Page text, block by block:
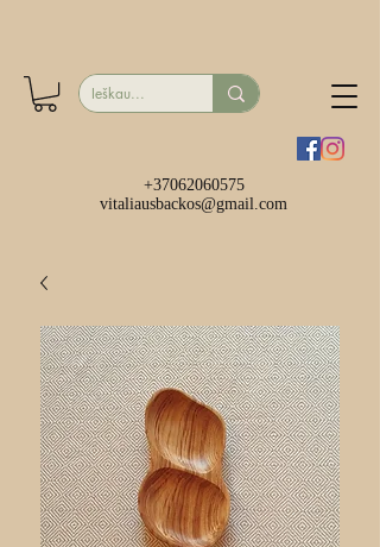
+37062060575
vitaliausbackos@gmail.com